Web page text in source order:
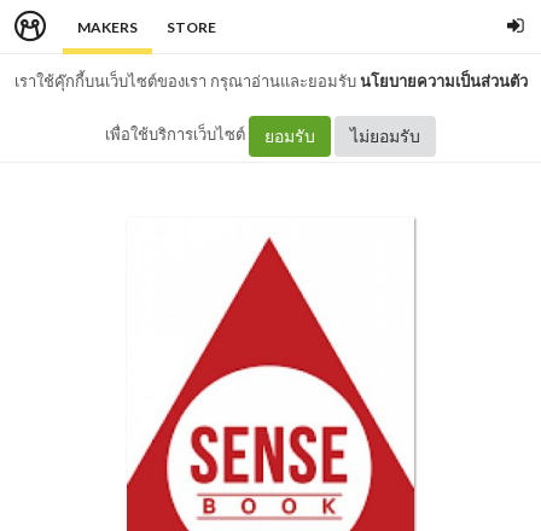
MAKERS STORE
เราใช้คุ๊กกี้บนเว็บไซต์ของเรา กรุณาอ่านและยอมรับนโยบายความเป็นส่วนตัว
เพื่อใช้บริการเว็บไซต์ ยอมรับ ไม่ยอมรับ